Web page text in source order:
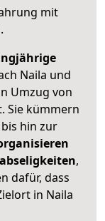
mit
.
Naila und
Umzug von
Sie kümmern
hin zur
,
dafür, dass
in Naila